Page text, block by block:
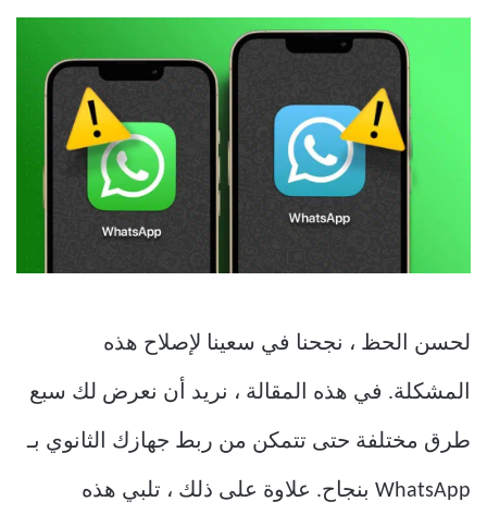
لحسن الحظ ، نجحنا في سعينا لإصلاح هذه
المشكلة. في هذه المقالة ، نريد أن نعرض لك سبع
طرق مختلفة حتى تتمكن من ربط جهازك الثانوي بـ
WhatsApp بنجاح. علاوة على ذلك ، تلبي هذه